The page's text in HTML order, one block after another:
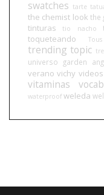
swatches tarte
the chemist look the
tinturas
tio nacho
toqueteando Tous
trending topic
universo garden
verano vichy videos
vitaminas
waterproof weleda